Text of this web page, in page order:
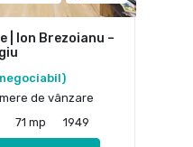
| Ion Brezoianu –
de vânzare
71 mp 1949